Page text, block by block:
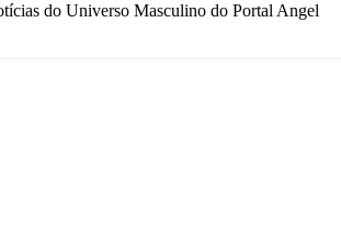
do Universo Masculino do Portal Angel